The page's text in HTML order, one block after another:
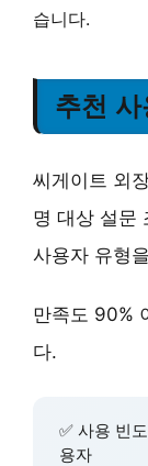
습니다.
추천 사
씨게이트 외
명 대상 설문
사용자 유형
만족도 90%
다.
✅ 사용 빈
용자